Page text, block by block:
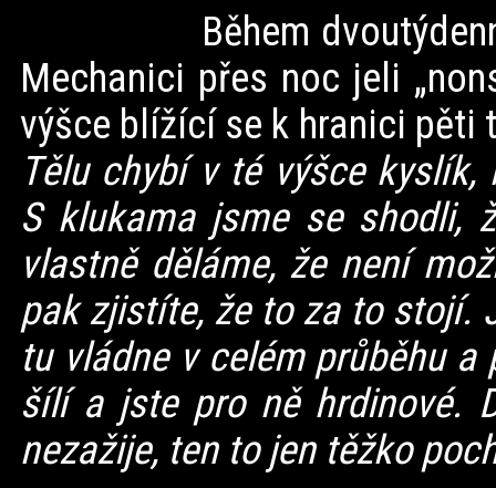
Během dvoutýdenního
Mechanici přes noc jeli
výšce blížící se k hranici
Tělu chybí v té výšce
S klukama jsme se shodli,
vlastně děláme, že není
pak zjistíte, že to za to stojí.
tu vládne v celém průběhu
šílí a jste pro ně hrdinové.
nezažije, ten to jen těžko